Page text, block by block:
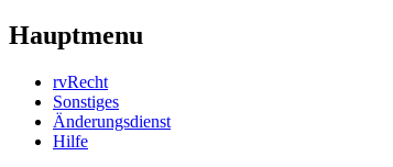
Hauptmenu
rvRecht
Sonstiges
Änderungsdienst
Hil­fe